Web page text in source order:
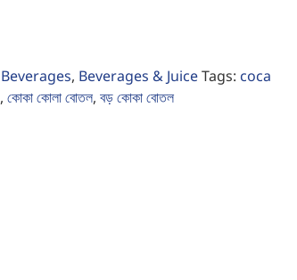
Beverages, Beverages & JuiceTags: coca
, কোকা কোলা বোতল, বড় কোকা বোতল